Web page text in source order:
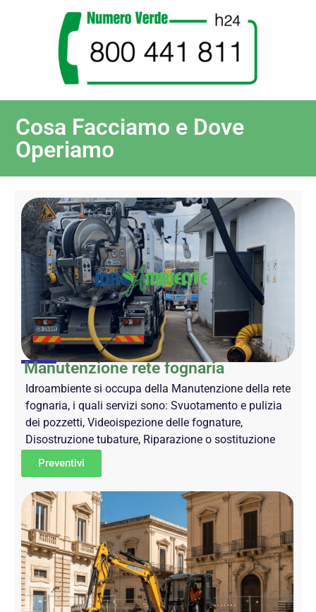
Cosa Facciamo e Dove
Operiamo
Manutenzione rete fognaria
Idroambiente si occupa della Manutenzione della rete
fognaria, i quali servizi sono: Svuotamento e pulizia
dei pozzetti, Videoispezione delle fognature,
Disostruzione tubature, Riparazione o sostituzione
Preventivi